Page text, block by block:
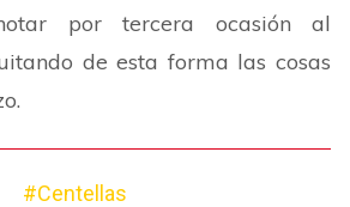
por tercera ocasión al
de esta forma las cosas
#Centellas